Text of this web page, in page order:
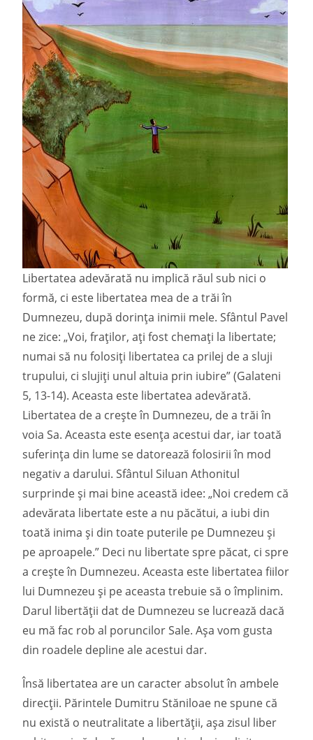
Libertatea adevărată nu implică răul sub nici o
formă, ci este libertatea mea de a trăi în
Dumnezeu, după dorința inimii mele. Sfântul Pavel
ne zice: „Voi, fraților, ați fost chemați la libertate;
numai să nu folosiți libertatea ca prilej de a sluji
trupului, ci slujiți unul altuia prin iubire” (Galateni
5, 13-14). Aceasta este libertatea adevărată.
Libertatea de a crește în Dumnezeu, de a trăi în
voia Sa. Aceasta este esența acestui dar, iar toată
suferința din lume se datorează folosirii în mod
negativ a darului. Sfântul Siluan Athonitul
surprinde și mai bine această idee: „Noi credem că
adevărata libertate este a nu păcătui, a iubi din
toată inima și din toate puterile pe Dumnezeu și
pe aproapele.” Deci nu libertate spre păcat, ci spre
a crește în Dumnezeu. Aceasta este libertatea fiilor
lui Dumnezeu și pe aceasta trebuie să o împlinim.
Darul libertății dat de Dumnezeu se lucrează dacă
eu mă fac rob al poruncilor Sale. Așa vom gusta
din roadele depline ale acestui dar.
Însă libertatea are un caracter absolut în ambele
direcții. Părintele Dumitru Stăniloae ne spune că
nu există o neutralitate a libertății, așa zisul liber